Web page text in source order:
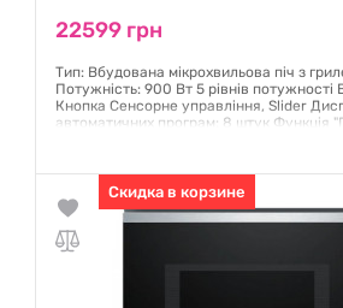
22599 грн
Тип: Вбудована мікрохвильова піч з
Потужність: 900 Вт 5 рівнів потужності
Кнопка Сенсорне управління, Slider
автоматичних програм: 8 штук Функція
Гарантия:12 месяцев
Скидка в корзине